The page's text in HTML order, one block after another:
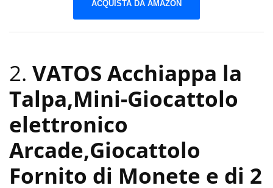
ACQUISTA DA AMAZON
2. VATOS Acchiappa la
Talpa,Mini-Giocattolo
elettronico
Arcade,Giocattolo
Fornito di Monete e di 2